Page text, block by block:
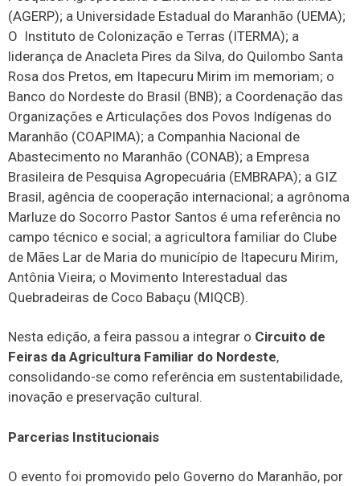
(AGERP); a Universidade Estadual do Maranhão (UEMA);
O Instituto de Colonização e Terras (ITERMA); a
liderança de Anacleta Pires da Silva, do Quilombo Santa
Rosa dos Pretos, em Itapecuru Mirim im memoriam; o
Banco do Nordeste do Brasil (BNB); a Coordenação das
Organizações e Articulações dos Povos Indígenas do
Maranhão (COAPIMA); a Companhia Nacional de
Abastecimento no Maranhão (CONAB); a Empresa
Brasileira de Pesquisa Agropecuária (EMBRAPA); a GIZ
Brasil, agência de cooperação internacional; a agrônoma
Marluze do Socorro Pastor Santos é uma referência no
campo técnico e social; a agricultora familiar do Clube
de Mães Lar de Maria do município de Itapecuru Mirim,
Antônia Vieira; o Movimento Interestadual das
Quebradeiras de Coco Babaçu (MIQCB).
Nesta edição, a feira passou a integrar o Circuito de
Feiras da Agricultura Familiar do Nordeste,
consolidando-se como referência em sustentabilidade,
inovação e preservação cultural.
Parcerias Institucionais
O evento foi promovido pelo Governo do Maranhão, por